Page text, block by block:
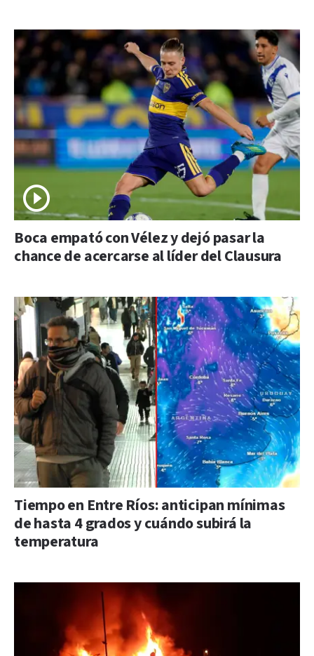
Boca empató con Vélez y dejó pasar la
chance de acercarse al líder del Clausura
Tiempo en Entre Ríos: anticipan mínimas
de hasta 4 grados y cuándo subirá la
temperatura